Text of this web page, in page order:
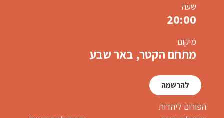
שעה
20:00
מיקום
מתחם הקטר, באר שבע
להרשמה
הפורום ליהדות